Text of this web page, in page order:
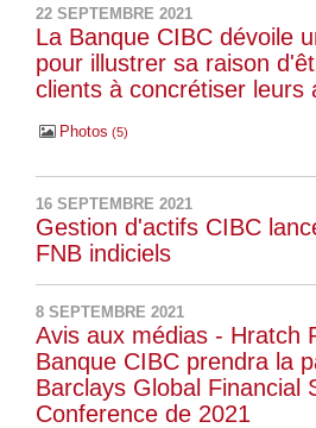
22 SEPTEMBRE 2021
La Banque CIBC dévoile
pour illustrer sa raison
clients à concrétiser leurs
Photos 5
16 SEPTEMBRE 2021
Gestion d'actifs CIBC
FNB indiciels
8 SEPTEMBRE 2021
Avis aux médias - Hratch
Banque CIBC prendra la
Barclays Global Financial
Conference de 2021